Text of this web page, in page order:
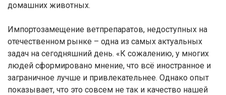
домашних животных.
Импортозамещение ветпрепаратов, недоступных на
отечественном рынке – одна из самых актуальных
задач на сегодняшний день. «К сожалению, у многих
людей сформировано мнение, что всё иностранное и
заграничное лучше и привлекательнее. Однако опыт
показывает, что это совсем не так и качество нашей